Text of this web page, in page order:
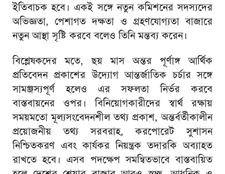
ইতিবাচক হবে। একই সঙ্গে নতুন কমিশনের সদস্যদের
অভিজ্ঞতা, পেশাগত দক্ষতা ও গ্রহণযোগ্যতা বাজারে
নতুন আস্থা সৃষ্টি করবে বলেও তিনি মন্তব্য করেন।
বিশ্লেষকদের মতে, ছয় মাস অন্তর পূর্ণাঙ্গ আর্থিক
প্রতিবেদন প্রকাশের উদ্যোগ আন্তর্জাতিক চর্চার সঙ্গে
সামঞ্জস্যপূর্ণ হলেও এর সফলতা নির্ভর করবে
বাস্তবায়নের ওপর। বিনিয়োগকারীদের স্বার্থ রক্ষায়
সময়মতো মূল্যসংবেদনশীল তথ্য প্রকাশ, অন্তর্বর্তীকালীন
প্রয়োজনীয় তথ্য সরবরাহ, করপোরেট সুশাসন
নিশ্চিতকরণ এবং কার্যকর নিয়ন্ত্রক তদারকি অব্যাহত
রাখতে হবে। এসব পদক্ষেপ সমন্বিতভাবে বাস্তবায়িত